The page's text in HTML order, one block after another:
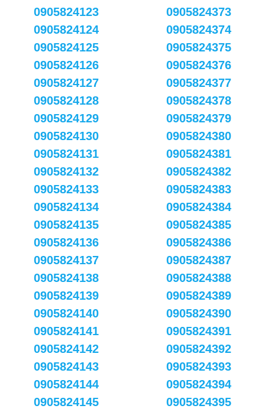
0905824123
0905824124
0905824125
0905824126
0905824127
0905824128
0905824129
0905824130
0905824131
0905824132
0905824133
0905824134
0905824135
0905824136
0905824137
0905824138
0905824139
0905824140
0905824141
0905824142
0905824143
0905824144
0905824145
0905824373
0905824374
0905824375
0905824376
0905824377
0905824378
0905824379
0905824380
0905824381
0905824382
0905824383
0905824384
0905824385
0905824386
0905824387
0905824388
0905824389
0905824390
0905824391
0905824392
0905824393
0905824394
0905824395